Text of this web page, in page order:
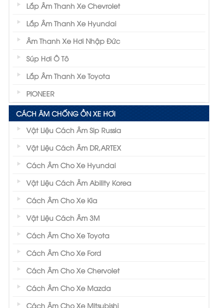
Lắp Âm Thanh Xe Chevrolet
Lắp Âm Thanh Xe Hyundai
Âm Thanh Xe Hơi Nhập Đức
Súp Hơi Ô Tô
Lắp Âm Thanh Xe Toyota
PIONEER
CÁCH ÂM CHỐNG ỒN XE HƠI
Vật Liệu Cách Âm Sip Russia
Vật Liệu Cách Âm DR,ARTEX
Cách Âm Cho Xe Hyundai
Vật Liệu Cách Âm Ability Korea
Cách Âm Cho Xe Kia
Vật Liệu Cách Âm 3M
Cách Âm Cho Xe Toyota
Cách Âm Cho Xe Ford
Cách Âm Cho Xe Chervolet
Cách Âm Cho Xe Mazda
Cách Âm Cho Xe Mitsubishi